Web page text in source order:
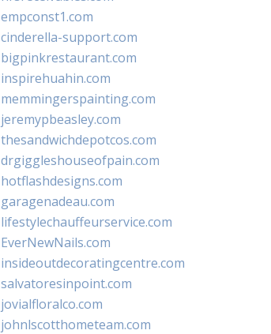
empconst1.com
cinderella-support.com
bigpinkrestaurant.com
inspirehuahin.com
memmingerspainting.com
jeremypbeasley.com
thesandwichdepotcos.com
drgiggleshouseofpain.com
hotflashdesigns.com
garagenadeau.com
lifestylechauffeurservice.com
EverNewNails.com
insideoutdecoratingcentre.com
salvatoresinpoint.com
jovialfloralco.com
johnlscotthometeam.com